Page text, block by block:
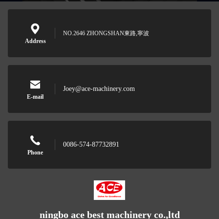
Address
NO.2646 ZHONGSHAN東路,寧波
E-mail
Joey@ace-machinery.com
Phone
0086-574-87732891
ningbo ace best machinery co.,ltd